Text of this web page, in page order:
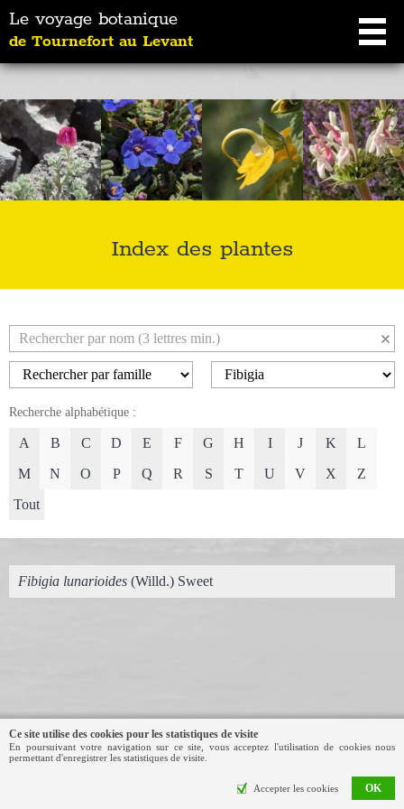
Le voyage botanique
de Tournefort au Levant
Index des plantes
Recherche alphabétique :
A B C D E F G H I J K
L
M
N O P Q R S T U V X
Z
Tout
Fibigia lunarioides (Willd.) Sweet
Contact
Site éco-responsable
par Wesmedia
Ce site utilise des cookies pour les statistiques de visite
En poursuivant votre navigation sur ce site, vous acceptez l'utilisation de cookies nous
permettant d'enregistrer les statistiques de visite.
Accepter les cookies OK